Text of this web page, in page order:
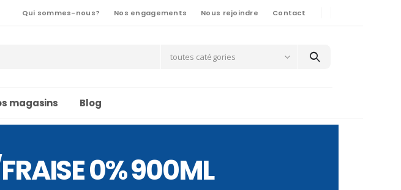
Qui sommes-nous? Nos engagements Nous rejoindre Contact
toutes catégories
magasins Blog
0% 900ML